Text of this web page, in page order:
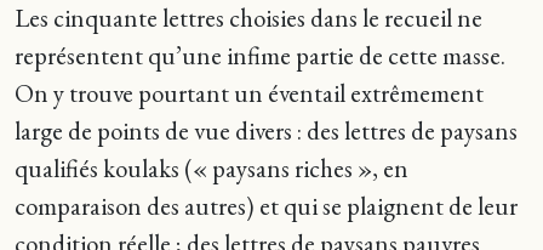
Les cinquante lettres choisies dans le recueil ne
représentent qu’une infime partie de cette masse.
On y trouve pourtant un éventail extrêmement
large de points de vue divers : des lettres de paysans
qualifiés koulaks (« paysans riches », en
comparaison des autres) et qui se plaignent de leur
condition réelle ; des lettres de paysans pauvres